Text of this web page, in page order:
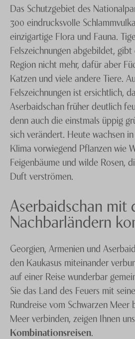
Das Schutzgebiet des
300 eindrucksvolle
einzigartige Flora und Fauna.
Felszeichnungen abgebildet,
Region nicht mehr, dafür aber
Katzen und viele andere Tiere.
Felszeichnungen ist ersichtlich,
Aserbaidschan früher deutlich
denn auch die einstmals üppig
sich verändert. Heute wachsen
Klima vorwiegend Pflanzen wie
Feigenbäume und wilde Rosen,
Duft verströmen.
Aserbaidschan mit
Nachbarländern
Georgien, Armenien und
den Kaukasus miteinander
auf einer Reise wunderbar
Sie das Land des Feuers mit
Rundreise vom Schwarzen Meer
Meer verbinden, zeigen Ihnen
Kombinationsreisen.